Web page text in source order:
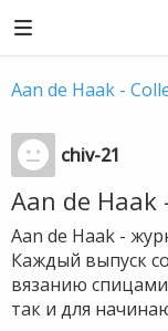
Aan de Haak -
chiv-21
Aan de Haak
Aan de Haak -
Каждый выпуск
вязанию
так и для